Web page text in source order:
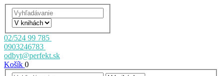
02/524 99 785
0903246783
odbyt@perfekt.sk
Košík 0